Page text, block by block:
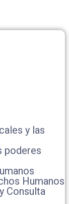
y las
poderes
Humanos
Consulta